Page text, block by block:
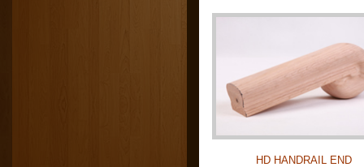
HD HANDRAIL END